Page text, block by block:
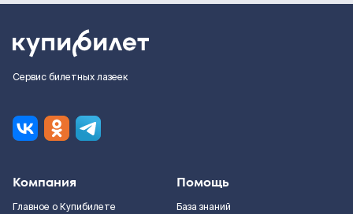
Сервис билетных лазеек
Компания
Главное о Купибилете
Помощь
База знаний